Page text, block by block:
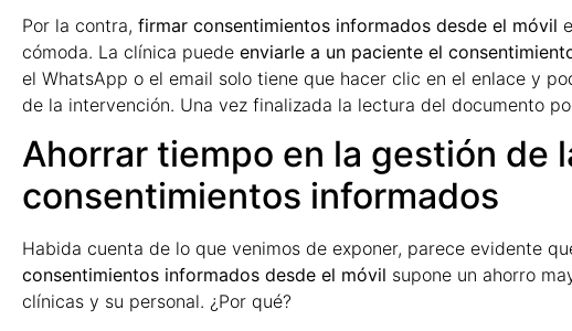
Por la contra, firmar consentimientos informados desde el móvil
cómoda. La clínica puede enviarle a un paciente el
el WhatsApp o el email solo tiene que hacer clic en el enlace y
de la intervención. Una vez finalizada la lectura del documento
Ahorrar tiempo en la gestión de
consentimientos informados
Habida cuenta de lo que venimos de exponer, parece evidente
consentimientos informados desde el móvil supone un ahorro
clínicas y su personal. ¿Por qué?